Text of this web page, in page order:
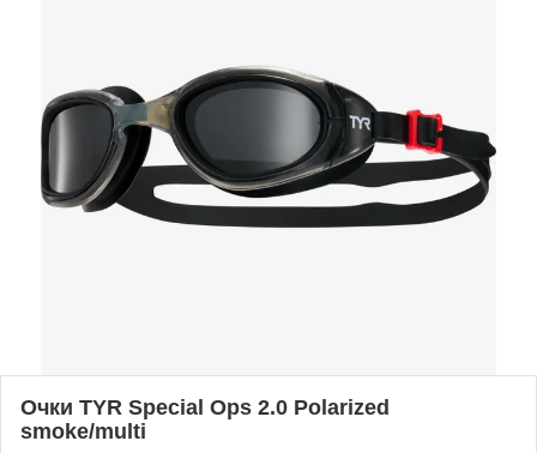
Очки TYR Special Ops 2.0 Polarized
smoke/multi